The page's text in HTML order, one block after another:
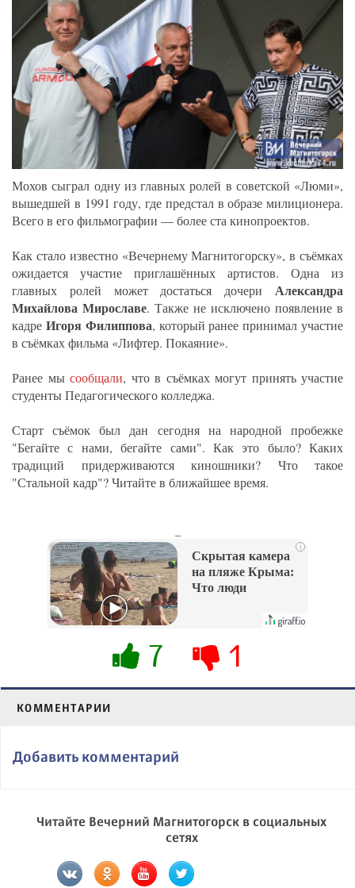
Мохов сыграл одну из главных ролей в советской «Люми»,
вышедшей в 1991 году, где предстал в образе милиционера.
Всего в его фильмографии — более ста кинопроектов.
Как стало известно «Вечернему Магнитогорску», в съёмках
ожидается участие приглашённых артистов. Одна из
главных ролей может достаться дочери Александра
Михайлова Мирославе. Также не исключено появление в
кадре Игоря Филиппова, который ранее принимал участие
в съёмках фильма «Лифтер. Покаяние».
Ранее мы сообщали, что в съёмках могут принять участие
студенты Педагогического колледжа.
Старт съёмок был дан сегодня на народной пробежке
"Бегайте с нами, бегайте сами". Как это было? Каких
традиций придерживаются киношники? Что такое
"Стальной кадр"? Читайте в ближайшее время.
i
Скрытая камера
на пляже Крыма:
Что люди
их не видят...
7 1
КОММЕНТАРИИ
Добавить комментарий
Читайте Вечерний Магнитогорск в социальных
сетях